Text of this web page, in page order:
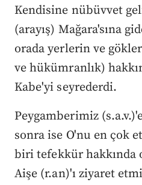
Kendisine nübüvvet
(arayış) Mağara'sına
orada yerlerin ve
ve hükümranlık)
Kabe'yi seyrederdi.
Peygamberimiz
sonra ise O'nu en çok
biri tefekkür
Aişe (r.an)'ı ziyaret